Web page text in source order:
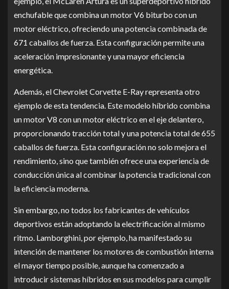
enchufable que combina un motor V6 biturbo con un
motor eléctrico, ofreciendo una potencia combinada de
671 caballos de fuerza. Esta configuración permite una
aceleración impresionante y una mayor eficiencia
energética.
Además, el Chevrolet Corvette E-Ray representa otro
ejemplo de esta tendencia. Este modelo híbrido combina
un motor V8 con un motor eléctrico en el eje delantero,
proporcionando tracción total y una potencia total de 655
caballos de fuerza. Esta configuración no solo mejora el
rendimiento, sino que también ofrece una experiencia de
conducción única al combinar la potencia tradicional con
la eficiencia moderna.
Sin embargo, no todos los fabricantes de vehículos
deportivos están adoptando la electrificación al mismo
ritmo. Lamborghini, por ejemplo, ha manifestado su
intención de mantener los motores de combustión interna
el mayor tiempo posible, aunque ha comenzado a
introducir sistemas híbridos en sus modelos para cumplir